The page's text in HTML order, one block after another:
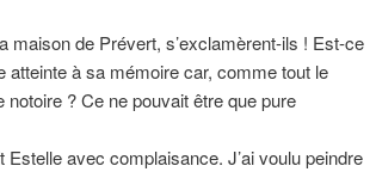
de Prévert, s’exclamèrent-ils ! Est-ce
atteinte à sa mémoire car, comme tout le
? Ce ne pouvait être que pure
avec complaisance. J’ai voulu peindre